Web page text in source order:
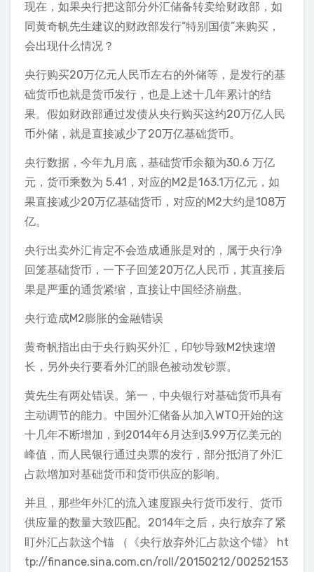
现在，如果央行把这部分外汇储备转卖给财政部，如
同黄奇帆先生建议的财政部发行“特别国债”来购买，
会出现什么情况？
央行购买20万亿元人民币左右的外储等，是发行的基
础货币也就是货币发行，也是上述十几年累计的结
果。假如财政部通过发债从央行购买这约20万亿人民
币外储，就是直接减少了20万亿基础货币。
央行数据，今年九月底，基础货币余额为30.6 万亿
元，货币乘数为 5.41，对应的M2是163.1万亿元，如
果直接减少20万亿基础货币，对应的M2大约是108万
亿。
央行出卖外汇肯定不会造成通胀是对的，属于央行净
回笼基础货币，一下子回笼20万亿人民币，其直接后
果是严重的通货紧缩，直接让中国经济崩盘。
央行造成M2膨胀的金融错误
黄奇帆指出由于央行购买外汇，印钞导致M2快速增
长，另外央行要看外汇的眼色被动发钞票。
黄先生有两处错误。第一，中央银行对基础货币具有
主动调节的能力。中国外汇储备从加入WTO开始的这
十几年不断增加，到2014年6月达到3.99万亿美元的
峰值，而人民银行通过央票的发行，部分抵消了外汇
占款增加对基础货币和货币供应的影响。
并且，那些年外汇的流入速度跟央行货币发行、货币
供应量的数量大致匹配。2014年之后，央行放弃了紧
盯外汇占款这个锚 （《央行放弃外汇占款这个锚》 ht
tp://finance.sina.com.cn/roll/20150212/00252153